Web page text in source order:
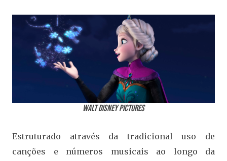
Walt Disney Pictures
Estruturado através da tradicional uso de
canções e números musicais ao longo da